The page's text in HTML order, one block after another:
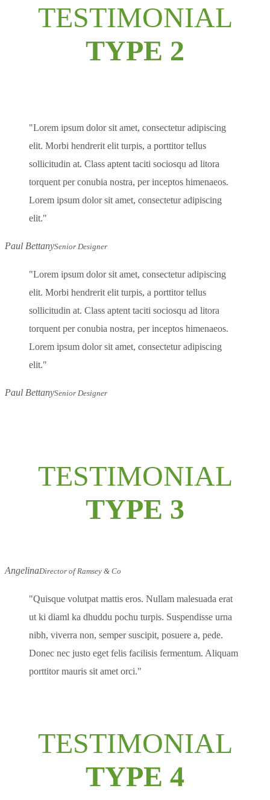
TESTIMONIAL
TYPE 2
Lorem ipsum dolor sit amet, consectetur adipiscing
elit. Morbi hendrerit elit turpis, a porttitor tellus
sollicitudin at. Class aptent taciti sociosqu ad litora
torquent per conubia nostra, per inceptos himenaeos.
Lorem ipsum dolor sit amet, consectetur adipiscing
elit.
Paul BettanySenior Designer
Lorem ipsum dolor sit amet, consectetur adipiscing
elit. Morbi hendrerit elit turpis, a porttitor tellus
sollicitudin at. Class aptent taciti sociosqu ad litora
torquent per conubia nostra, per inceptos himenaeos.
Lorem ipsum dolor sit amet, consectetur adipiscing
elit.
Paul BettanySenior Designer
TESTIMONIAL
TYPE 3
AngelinaDirector of Ramsey & Co
Quisque volutpat mattis eros. Nullam malesuada erat
ut ki diaml ka dhuddu pochu turpis. Suspendisse urna
nibh, viverra non, semper suscipit, posuere a, pede.
Donec nec justo eget felis facilisis fermentum. Aliquam
porttitor mauris sit amet orci.
TESTIMONIAL
TYPE 4